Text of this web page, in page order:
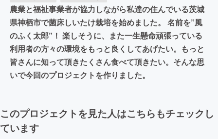
農業と福祉事業者が協力しながら私達の住んでいる茨城
県神栖市で菌床しいたけ栽培を始めました。 名前を”風
のふく太郎”！ 楽しそうに、また一生懸命頑張っている
利用者の方々の環境をもっと良くしてあげたい。もっと
皆さんに知って頂きたくさん食べて頂きたい。そんな思
いで今回のプロジェクトを作りました。
このプロジェクトを見た人はこちらもチェックし
ています